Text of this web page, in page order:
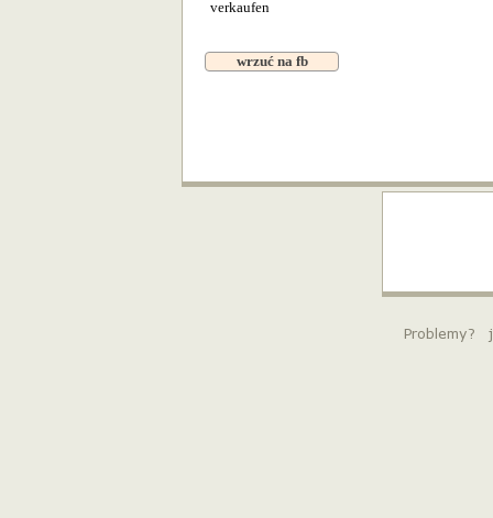
verkaufen
wrzuć na fb